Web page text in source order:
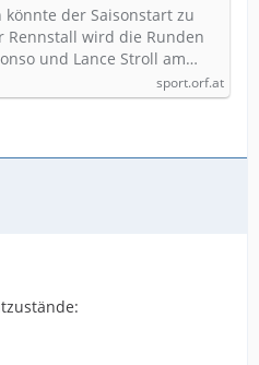
der Saisonstart zu
Rennstall wird die Runden
und Lance Stroll am…
sport.orf.at